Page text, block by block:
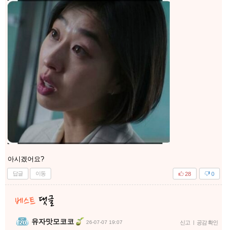
아시겠어요?
답글 이동 0
28
유자맛모코코 26-07-07 19:07 신고 | 공감 확인